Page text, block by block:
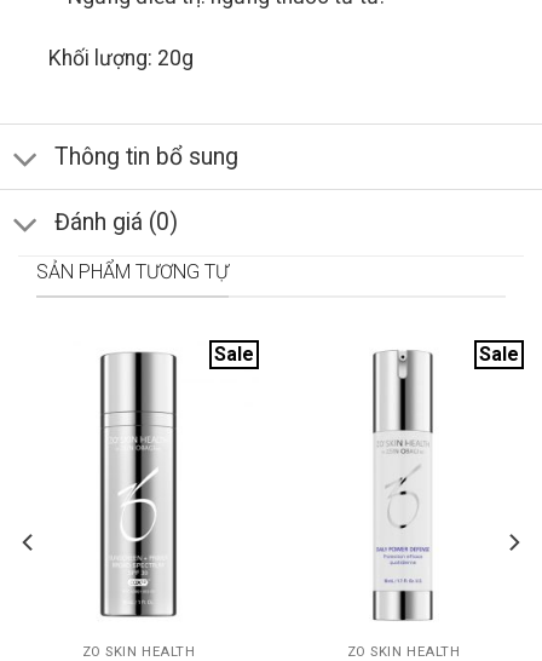
Khối lượng: 20g
Thông tin bổ sung
Đánh giá (0)
SẢN PHẨM TƯƠNG TỰ
Sale
ZO SKIN HEALTH
Sale
ZO SKIN HEALTH